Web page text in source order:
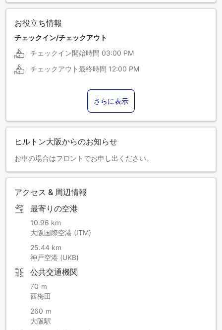
お役立ち情報
チェックイン/チェックアウト
チェックイン開始時間 03:00 PM
チェックアウト最終時間 12:00 PM
さらに表示
ヒルトン大阪からのお知らせ
お車の場合はフロントでお申し出ください。
アクセス & 周辺情報
最寄りの空港
10.96 km
大阪国際空港 (ITM)
25.44 km
神戸空港 (UKB)
公共交通機関
70 ｍ
西梅田
260 ｍ
大阪駅